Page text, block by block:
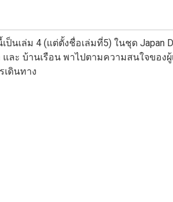
เล่ม 4 (แต่ตั้งชื่อเล่มที่5) ในชุด Japan
ละ บ้านเรือน พาไปตามความสนใจของ
เดินทาง